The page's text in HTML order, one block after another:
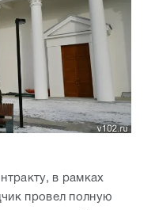
в рамках
провел полную